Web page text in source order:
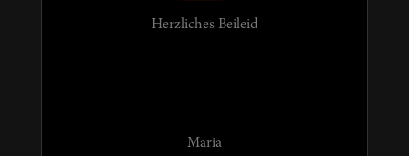
Herzliches Beileid
Maria